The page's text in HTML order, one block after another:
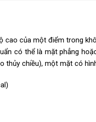
của một điểm trong
có thể là mặt phẳng
thủy chiều), một mặt có